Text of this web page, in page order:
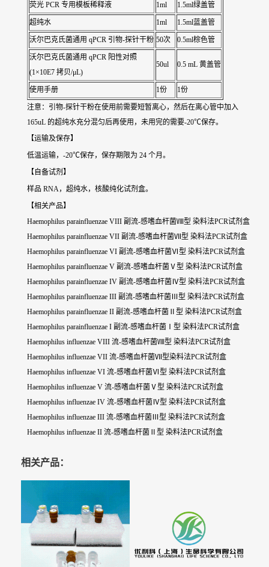
荧光 PCR 专用模板稀释液 1ml 1.5ml绿盖管
超纯水 1ml 1.5ml蓝盖管
沃尔巴克氏菌通用 qPCR 引物-探针干粉 50次 0.5ml棕色管
沃尔巴克氏菌通用 qPCR 阳性对照
(1×10E7 拷贝/μL)
50ul 0.5 mL 黄盖管
使用手册 1份 1份
注意：引物-探针干粉在使用前需要短暂离心，然后在离心管中加入
165uL 的超纯水充分混匀后再使用，未用完的需要-20℃保存。
【运输及保存】
低温运输，-20℃保存，保存期限为 24 个月。
【自备试剂】
样品 RNA，超纯水，核酸纯化试剂盒。
【相关产品】
Haemophilus parainfluenzae VIII 副流-感嗜血杆菌Ⅷ型 染料法PCR试剂盒
Haemophilus parainfluenzae VII 副流-感嗜血杆菌Ⅶ型 染料法PCR试剂盒
Haemophilus parainfluenzae VI 副流-感嗜血杆菌Ⅵ型 染料法PCR试剂盒
Haemophilus parainfluenzae V 副流-感嗜血杆菌Ⅴ型 染料法PCR试剂盒
Haemophilus parainfluenzae IV 副流-感嗜血杆菌Ⅳ型 染料法PCR试剂盒
Haemophilus parainfluenzae III 副流-感嗜血杆菌Ⅲ型 染料法PCR试剂盒
Haemophilus parainfluenzae II 副流-感嗜血杆菌Ⅱ型 染料法PCR试剂盒
Haemophilus parainfluenzae I 副流-感嗜血杆菌Ⅰ型 染料法PCR试剂盒
Haemophilus influenzae VIII 流-感嗜血杆菌Ⅷ型 染料法PCR试剂盒
Haemophilus influenzae VII 流-感嗜血杆菌Ⅶ型染料法PCR试剂盒
Haemophilus influenzae VI 流-感嗜血杆菌Ⅵ型 染料法PCR试剂盒
Haemophilus influenzae V 流-感嗜血杆菌Ⅴ型 染料法PCR试剂盒
Haemophilus influenzae IV 流-感嗜血杆菌Ⅳ型 染料法PCR试剂盒
Haemophilus influenzae III 流-感嗜血杆菌Ⅲ型 染料法PCR试剂盒
Haemophilus influenzae II 流-感嗜血杆菌Ⅱ型 染料法PCR试剂盒
相关产品：